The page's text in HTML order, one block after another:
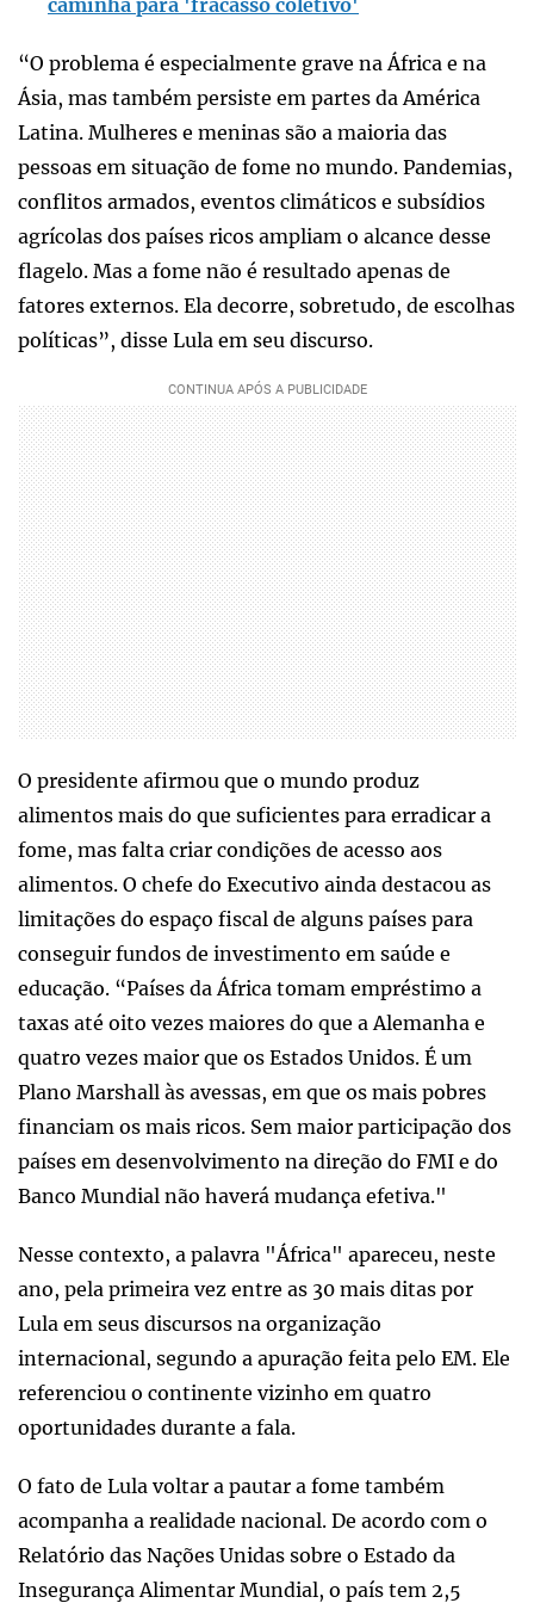
“O problema é especialmente grave na África e na
Ásia, mas também persiste em partes da América
Latina. Mulheres e meninas são a maioria das
pessoas em situação de fome no mundo. Pandemias,
conflitos armados, eventos climáticos e subsídios
agrícolas dos países ricos ampliam o alcance desse
flagelo. Mas a fome não é resultado apenas de
fatores externos. Ela decorre, sobretudo, de escolhas
políticas”, disse Lula em seu discurso.
O presidente afirmou que o mundo produz
alimentos mais do que suficientes para erradicar a
fome, mas falta criar condições de acesso aos
alimentos. O chefe do Executivo ainda destacou as
limitações do espaço fiscal de alguns países para
conseguir fundos de investimento em saúde e
educação. “Países da África tomam empréstimo a
taxas até oito vezes maiores do que a Alemanha e
quatro vezes maior que os Estados Unidos. É um
Plano Marshall às avessas, em que os mais pobres
financiam os mais ricos. Sem maior participação dos
países em desenvolvimento na direção do FMI e do
Banco Mundial não haverá mudança efetiva."
Nesse contexto, a palavra "África" apareceu, neste
ano, pela primeira vez entre as 30 mais ditas por
Lula em seus discursos na organização
internacional, segundo a apuração feita pelo EM. Ele
referenciou o continente vizinho em quatro
oportunidades durante a fala.
O fato de Lula voltar a pautar a fome também
acompanha a realidade nacional. De acordo com o
Relatório das Nações Unidas sobre o Estado da
Insegurança Alimentar Mundial, o país tem 2,5